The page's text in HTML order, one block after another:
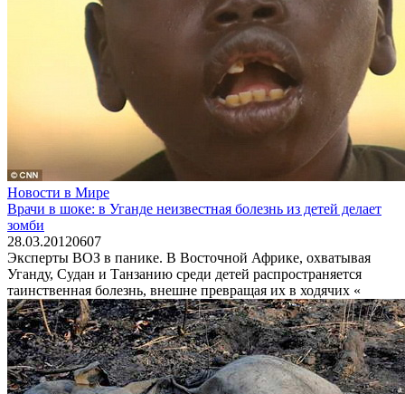
Новости в Мире
Врачи в шоке: в Уганде неизвестная болезнь из детей делает
зомби
28.03.20120607
Эксперты ВОЗ в панике. В Восточной Африке, охватывая
Уганду, Судан и Танзанию среди детей распространяется
таинственная болезнь, внешне превращая их в ходячих «